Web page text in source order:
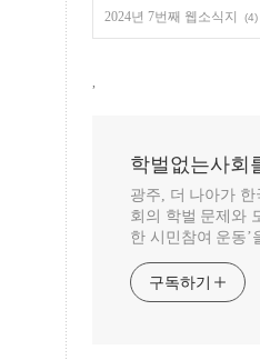
2024년 7번째 웹소식지 (4)
,
학벌없는사회
광주, 더 나아가
회의 학벌 문제와
한 시민참여 운동
구독하기